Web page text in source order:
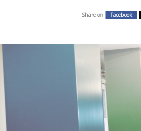
Share on Facebook